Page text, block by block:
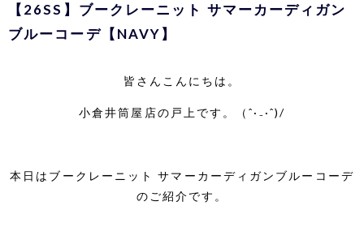
【26SS】ブークレーニット サマーカーディガン
ブルーコーデ【NAVY】
皆さんこんにちは。
小倉井筒屋店の戸上です。（ˆ·₋·ˆ)/
本日はブークレーニット サマーカーディガンブルーコーデ
のご紹介です。